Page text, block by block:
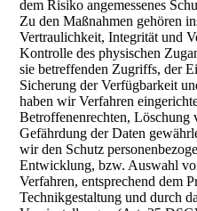
dem Risiko angemessenes
Zu den Maßnahmen gehören
Vertraulichkeit, Integrität und
Kontrolle des physischen
sie betreffenden Zugriffs, der
Sicherung der Verfügbarkeit
haben wir Verfahren
Betroffenenrechten,
Gefährdung der Daten
wir den Schutz
Entwicklung, bzw. Auswahl
Verfahren, entsprechend dem
Technikgestaltung und durch